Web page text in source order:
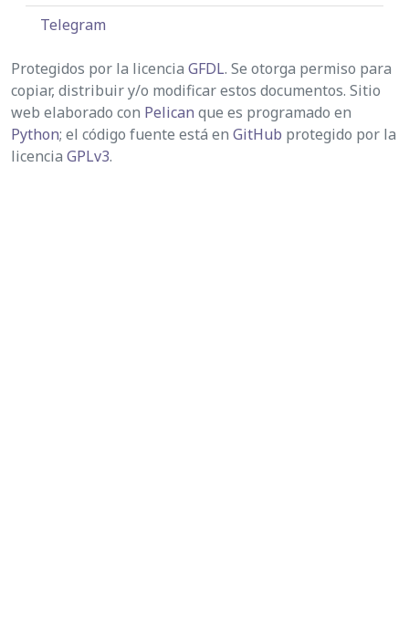
Telegram
Protegidos por la licencia GFDL. Se otorga permiso para
copiar, distribuir y/o modificar estos documentos. Sitio
web elaborado con Pelican que es programado en
Python; el código fuente está en GitHub protegido por la
licencia GPLv3.